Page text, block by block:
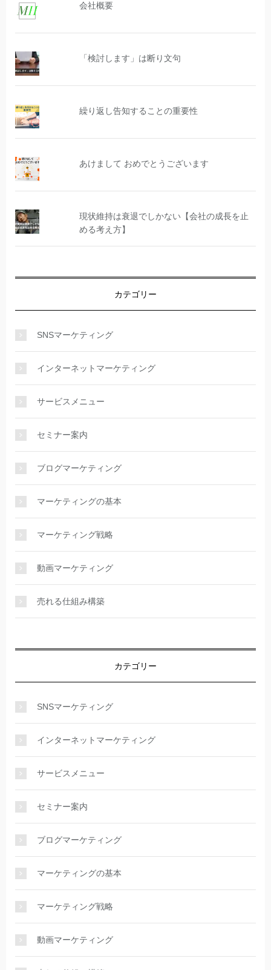
会社概要
「検討します」は断り文句
繰り返し告知することの重要性
あけまして おめでとうございます
現状維持は衰退でしかない【会社の成長を止
める考え方】
カテゴリー
SNSマーケティング
インターネットマーケティング
サービスメニュー
セミナー案内
ブログマーケティング
マーケティングの基本
マーケティング戦略
動画マーケティング
売れる仕組み構築
カテゴリー
SNSマーケティング
インターネットマーケティング
サービスメニュー
セミナー案内
ブログマーケティング
マーケティングの基本
マーケティング戦略
動画マーケティング